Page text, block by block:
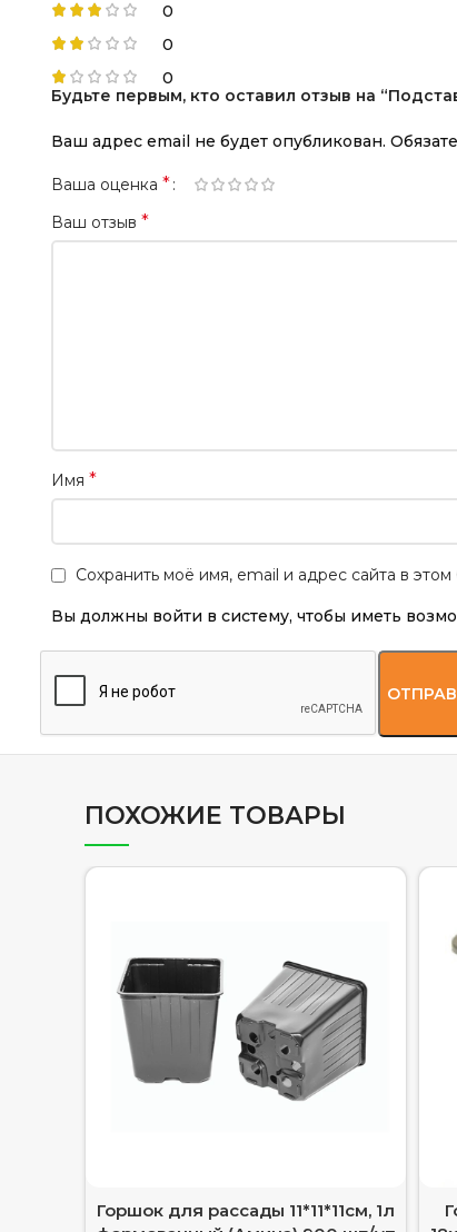
0
0
0
Будьте первым, кто оставил отзыв на
Ваш адрес email не будет опубликован.
Ваша оценка *
Ваш отзыв *
Имя *
Сохранить моё имя, email и адрес сайта в
Вы должны войти в систему, чтобы иметь
ПОХОЖИЕ ТОВАРЫ
Горшок для рассады 11*11*11см, 1л